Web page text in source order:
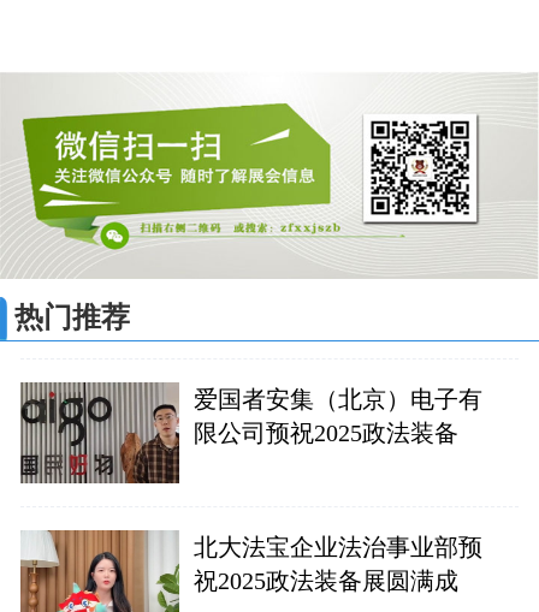
热门推荐
爱国者安集（北京）电子有
限公司预祝2025政法装备
北大法宝企业法治事业部预
祝2025政法装备展圆满成